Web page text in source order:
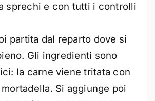
sprechi e con tutti i controlli
partita dal reparto dove si
Gli ingredienti sono
la carne viene tritata con
Si aggiunge poi